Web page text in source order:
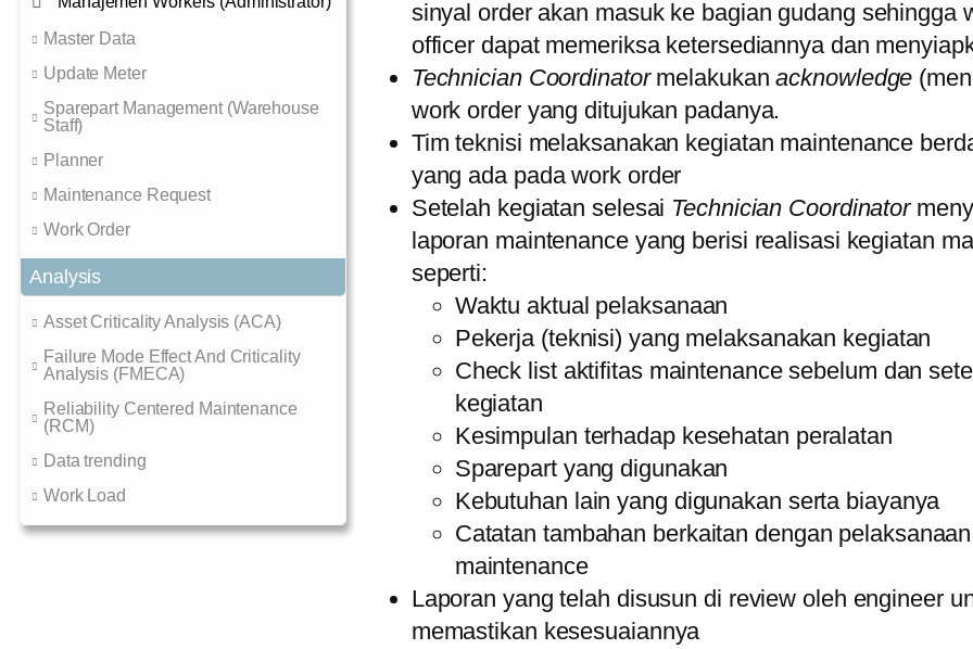
Master Data
Update Meter
Sparepart Management (Warehouse
Staff)
Planner
Maintenance Request
Work Order
Analysis
Asset Criticality Analysis (ACA)
Failure Mode Effect And Criticality
Analysis (FMECA)
Reliability Centered Maintenance
(RCM)
Data trending
Work Load
sinyal order akan masuk ke bagian gudang sehingga
officer dapat memeriksa ketersediannya dan
Technician Coordinatormelakukanacknowledge
work order yang ditujukan padanya.
Tim teknisi melaksanakan kegiatan maintenance
yang ada pada work order
Setelah kegiatan selesai Technician Coordinator
laporan maintenance yang berisi realisasi kegiatan
seperti:
Waktu aktual pelaksanaan
Pekerja (teknisi) yang melaksanakan kegiatan
Check list aktifitas maintenance sebelum dan
kegiatan
Kesimpulan terhadap kesehatan peralatan
Sparepart yang digunakan
Kebutuhan lain yang digunakan serta biayanya
Catatan tambahan berkaitan dengan
maintenance
Laporan yang telah disusun di review oleh engineer
memastikan kesesuaiannya